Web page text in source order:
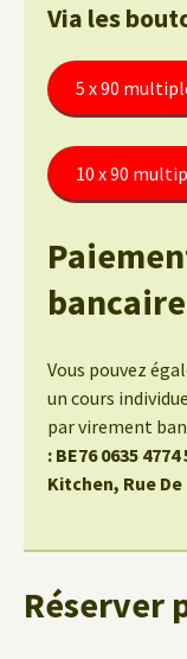
Via les
5 x 90
10 x 90
bancaire
Vous pouvez
un cours
par virement
: BE76 0635
Kitchen, Rue
Réserver